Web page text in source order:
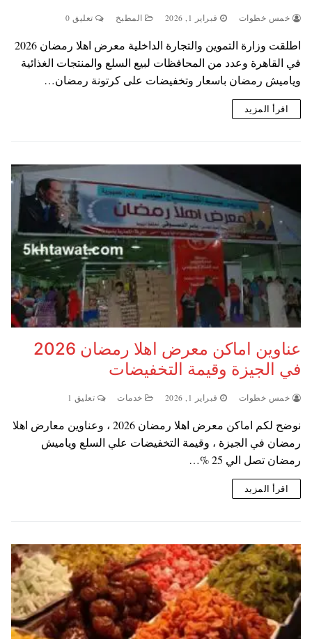
خمس خطوات فبراير 1, 2026 المطبخ تعليق 0
اطلقت وزارة التموين والتجارة الداخلية معرض اهلا رمضان 2026
في القاهرة وعدد من المحافظات لبيع السلع والمنتجات الغذائية
وياميش رمضان باسعار وتخفيضات على كرتونة رمضان…
اقرأ المزيد
عناوين اماكن معرض اهلا رمضان 2026
في الجيزة وقيمة التخفيضات
خمس خطوات فبراير 1, 2026 خدمات تعليق 1
نوضح لكم اماكن معرض اهلا رمضان 2026 ، وعناوين معارض اهلا
رمضان في الجيزة ، وقيمة التخفيضات علي السلع وياميش
رمضان تصل الي 25 %…
اقرأ المزيد